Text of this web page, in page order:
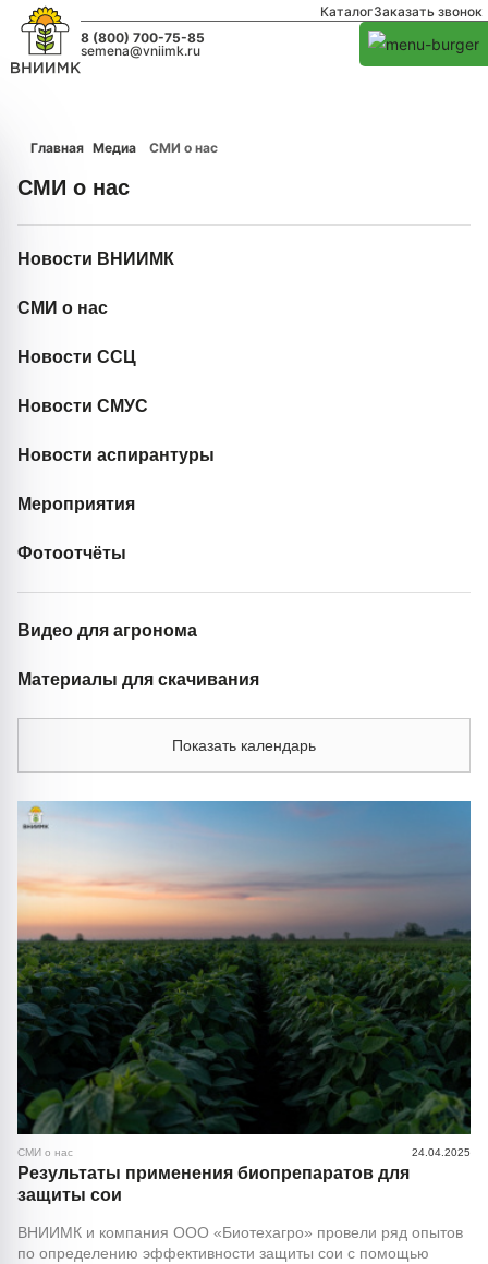
КаталогЗаказать звонок
8 (800) 700-75-85
semena@vniimk.ru
Главная Медиа СМИ о нас
СМИ о нас
Новости ВНИИМК
СМИ о нас
Новости ССЦ
Новости СМУС
Новости аспирантуры
Мероприятия
Фотоотчёты
Видео для агронома
Материалы для скачивания
СМИ о нас 24.04.2025
Результаты применения биопрепаратов для
защиты сои
ВНИИМК и компания ООО «Биотехагро» провели ряд опытов
по определению эффективности защиты сои с помощью